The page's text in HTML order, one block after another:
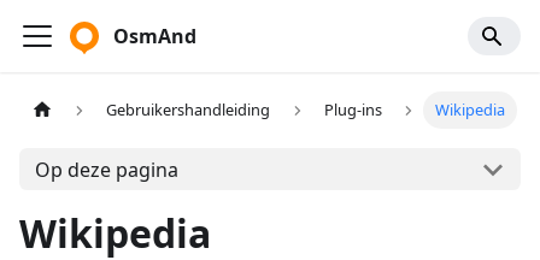
OsmAnd
Gebruikershandleiding Plug-ins Wikipedia
Op deze pagina
Wikipedia